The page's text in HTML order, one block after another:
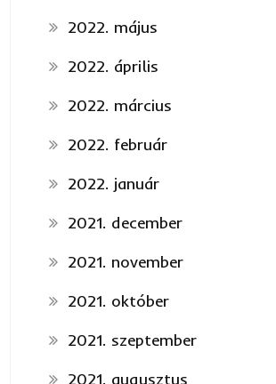
2022. május
2022. április
2022. március
2022. február
2022. január
2021. december
2021. november
2021. október
2021. szeptember
2021. augusztus